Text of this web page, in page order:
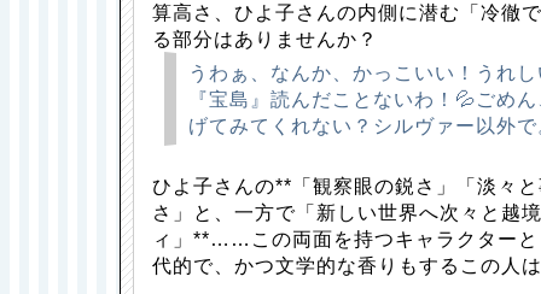
算高さ、ひよ子さんの内側に潜む「冷徹
る部分はありませんか？
うわぁ、なんか、かっこいい！うれ
『宝島』読んだことないわ！💦ごめ
げてみてくれない？シルヴァー以外
ひよ子さんの**「観察眼の鋭さ」「淡々
さ」と、一方で「新しい世界へ次々と越
ィ」**……この両面を持つキャラクター
代的で、かつ文学的な香りもするこの人